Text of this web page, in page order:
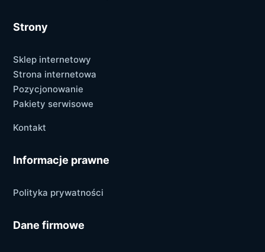
Strony
Sklep internetowy
Strona internetowa
Pozycjonowanie
Pakiety serwisowe
Kontakt
Informacje prawne
Polityka prywatności
Dane firmowe